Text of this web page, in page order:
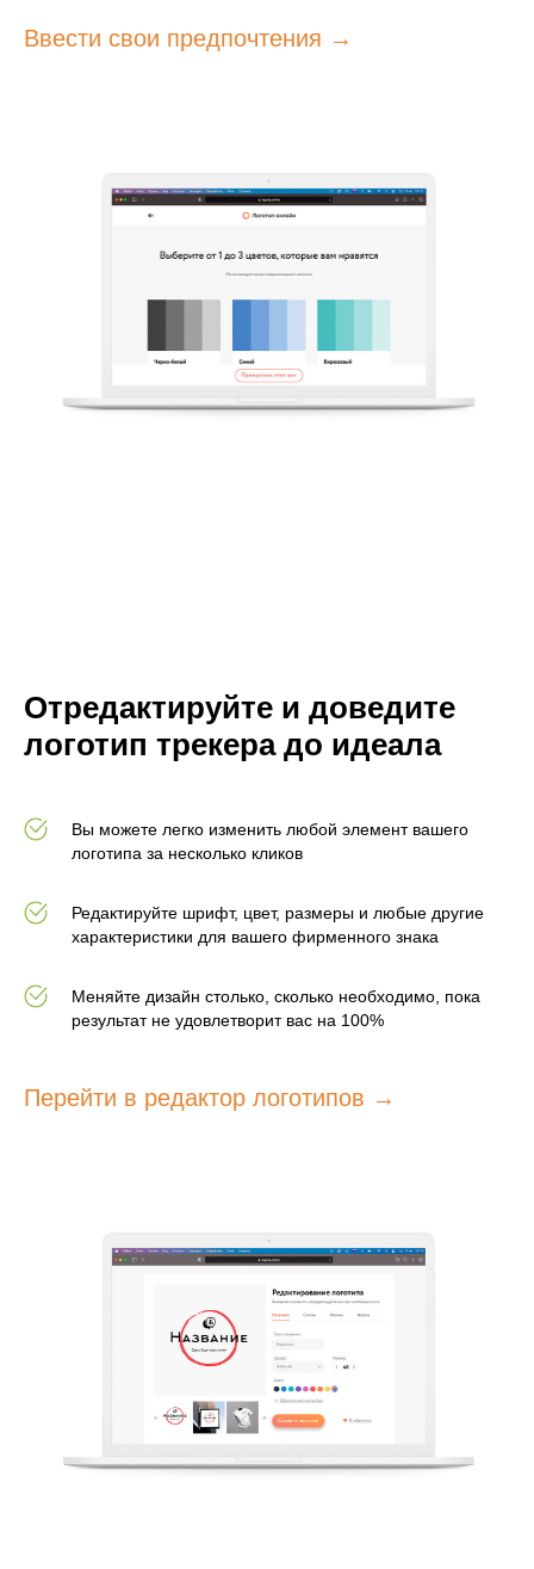
Ввести свои предпочтения
Отредактируйте и доведите
логотип трекера до идеала
Вы можете легко изменить любой элемент вашего
логотипа за несколько кликов
Редактируйте шрифт, цвет, размеры и любые другие
характеристики для вашего фирменного знака
Меняйте дизайн столько, сколько необходимо, пока
результат не удовлетворит вас на 100%
Перейти в редактор логотипов